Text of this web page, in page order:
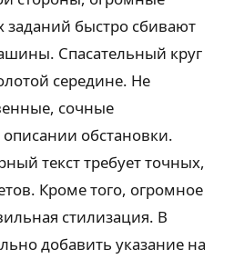
заданий быстро сбивают
Спасательный круг
середине. Не
сочные
обстановки.
текст требует точных,
Кроме того, огромное
стилизация. В
добавить указание на